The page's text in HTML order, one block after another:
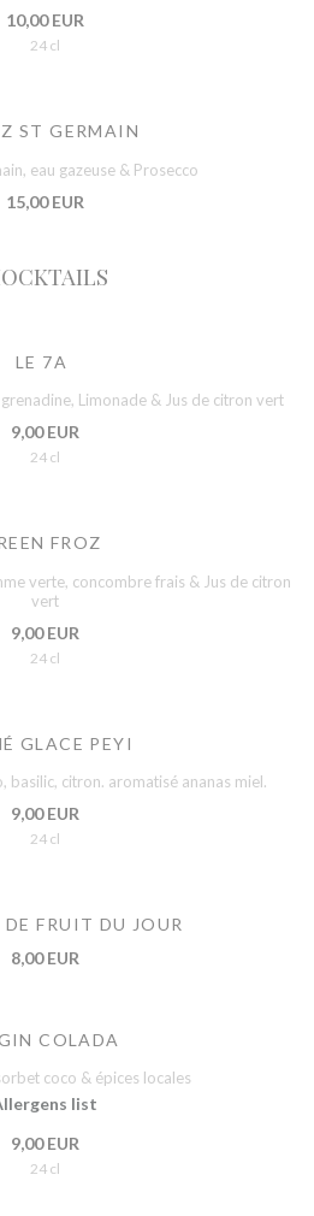
10,00 EUR
24 cl
ST GERMAIN
eau gazeuse & Prosecco
15,00 EUR
LE 7A
Limonade & Jus de citron vert
9,00 EUR
24 cl
FROZ
verte, concombre frais & Jus de citron
vert
9,00 EUR
24 cl
GLACE PEYI
basilic, citron. aromatisé ananas miel.
9,00 EUR
24 cl
FRUIT DU JOUR
8,00 EUR
COLADA
coco & épices locales
list
9,00 EUR
24 cl